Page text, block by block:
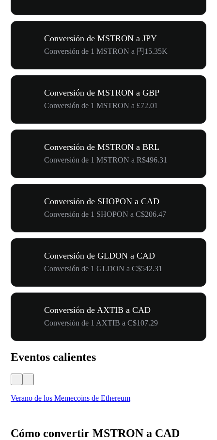
Conversión de MSTRON a JPY
Conversión de 1 MSTRON a 円15.35K
Conversión de MSTRON a GBP
Conversión de 1 MSTRON a £72.01
Conversión de MSTRON a BRL
Conversión de 1 MSTRON a R$496.31
Conversión de SHOPON a CAD
Conversión de 1 SHOPON a C$206.47
Conversión de GLDON a CAD
Conversión de 1 GLDON a C$542.31
Conversión de AXTIB a CAD
Conversión de 1 AXTIB a C$107.29
Eventos calientes
Verano de los Memecoins de Ethereum
Cómo convertir MSTRON a CAD